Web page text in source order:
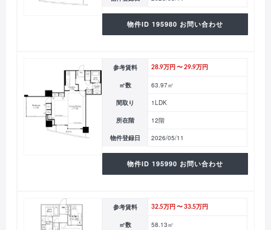
物件ID 195980 お問い合わせ
参考賃料 28.9万円 〜 29.9万円
㎡数 63.97㎡
間取り 1LDK
所在階 12階
物件登録日 2026/05/11
物件ID 195990 お問い合わせ
参考賃料 32.5万円 〜 33.5万円
㎡数 58.13㎡